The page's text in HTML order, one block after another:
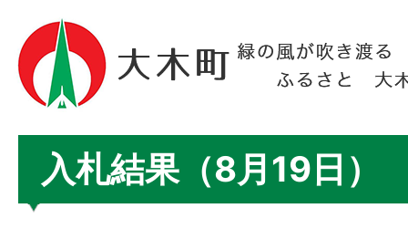
入札結果（8月19日）